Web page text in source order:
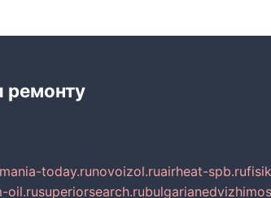
ремонту
today.runovoizol.ruairheat-spb.ru
oil.rusuperiorsearch.ru